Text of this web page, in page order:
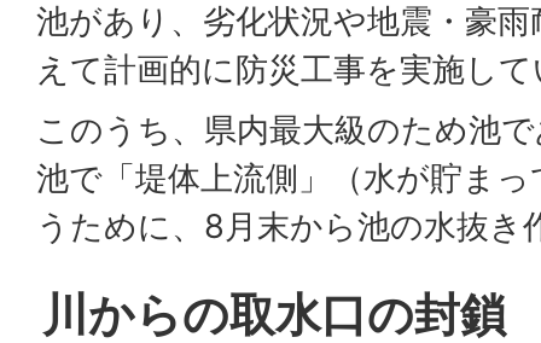
池があり、劣化状況や地震・豪
えて計画的に防災工事を実施し
このうち、県内最大級のため池
池で「堤体上流側」（水が貯ま
うために、8月末から池の水抜き
川からの取水口の封鎖